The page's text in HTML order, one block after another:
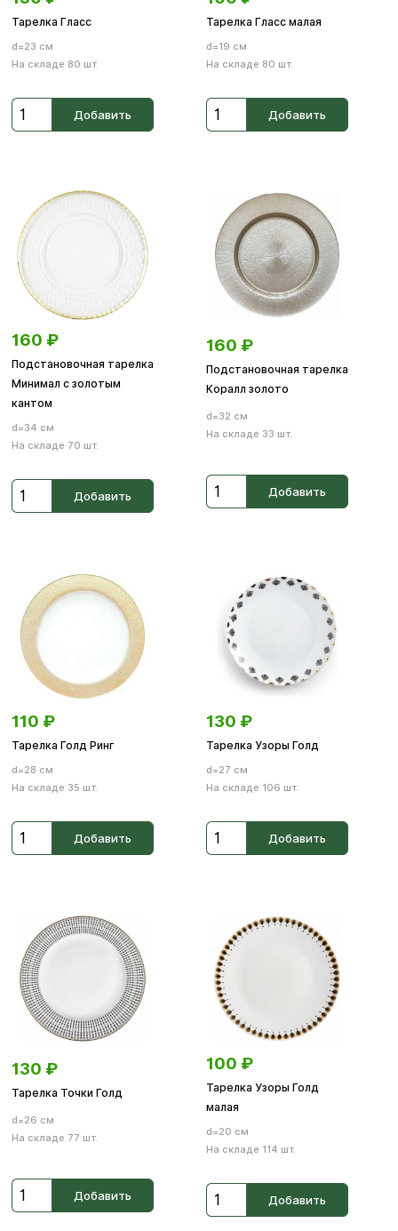
Тарелка Гласс
d=23 см
На складе 80 шт.
Добавить
Тарелка Гласс малая
d=19 см
На складе 80 шт.
Добавить
160 ₽
Подстановочная тарелка
Минимал с золотым
кантом
d=34 см
На складе 70 шт.
Добавить
160 ₽
Подстановочная тарелка
Коралл золото
d=32 см
На складе 33 шт.
Добавить
110 ₽
Тарелка Голд Ринг
d=28 см
На складе 35 шт.
Добавить
130 ₽
Тарелка Узоры Голд
d=27 см
На складе 106 шт.
Добавить
130 ₽
Тарелка Точки Голд
d=26 см
На складе 77 шт.
Добавить
100 ₽
Тарелка Узоры Голд
малая
d=20 см
На складе 114 шт.
Добавить